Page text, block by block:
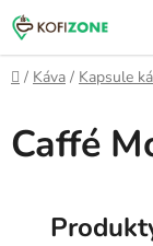
Prejsť
na
obsah
Domov
/ Káva / Kapsule
Caffé